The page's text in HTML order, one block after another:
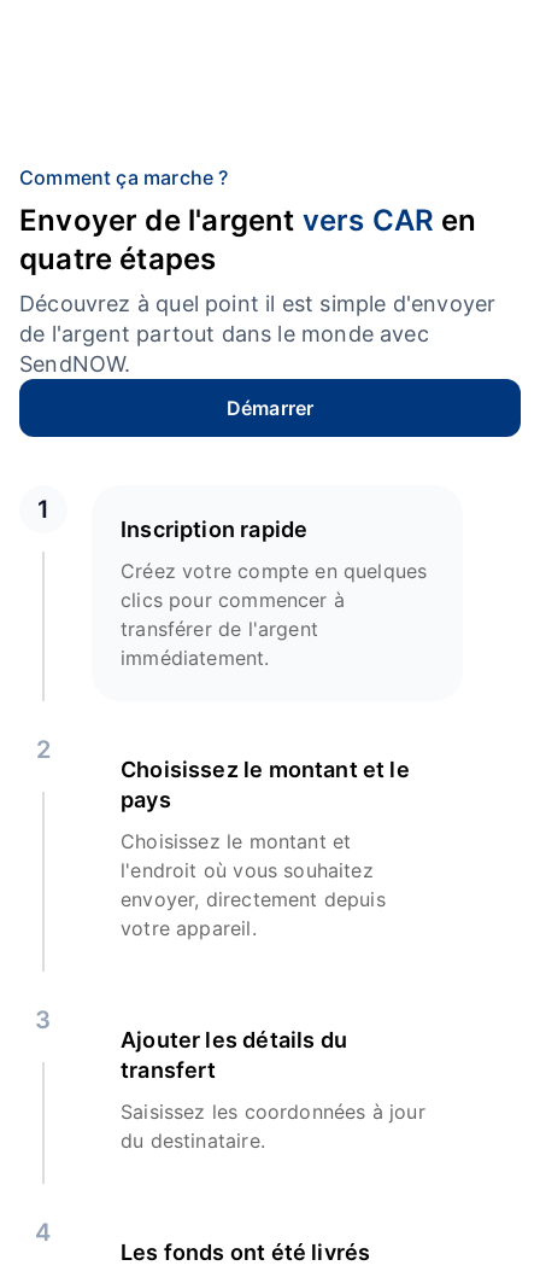
Comment ça marche ?
Envoyer de l'argent vers CAR en
quatre étapes
Découvrez à quel point il est simple d'envoyer
de l'argent partout dans le monde avec
SendNOW.
Démarrer
1
Inscription rapide
Créez votre compte en quelques
clics pour commencer à
transférer de l'argent
immédiatement.
2
Choisissez le montant et le
pays
Choisissez le montant et
l'endroit où vous souhaitez
envoyer, directement depuis
votre appareil.
3
Ajouter les détails du
transfert
Saisissez les coordonnées à jour
du destinataire.
4
Les fonds ont été livrés